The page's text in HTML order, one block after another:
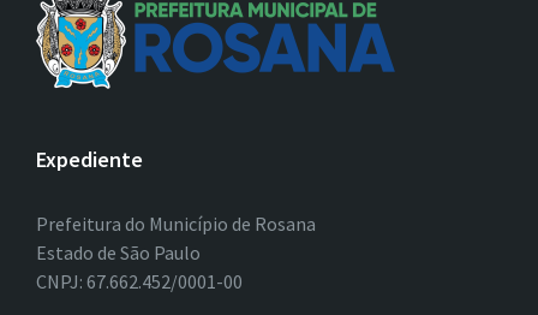
Expediente
Prefeitura do Município de Rosana
Estado de São Paulo
CNPJ: 67.662.452/0001-00